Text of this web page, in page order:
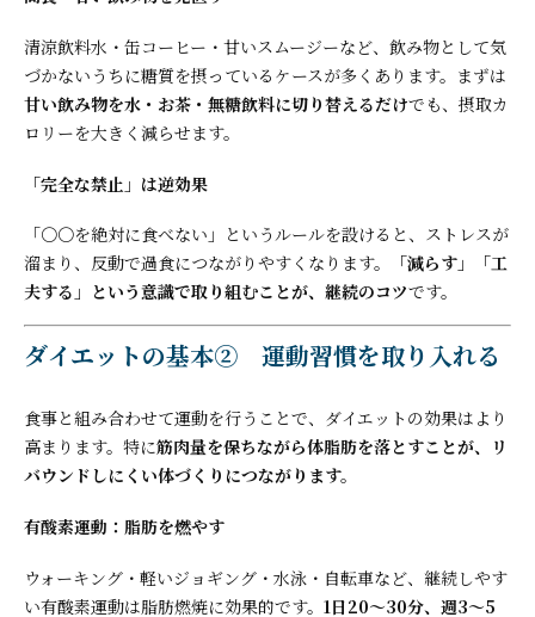
清涼飲料水・缶コーヒー・甘いスムージーなど、飲み物として気
づかないうちに糖質を摂っているケースが多くあります。まずは
甘い飲み物を水・お茶・無糖飲料に切り替えるだけでも、摂取カ
ロリーを大きく減らせます。
「完全な禁止」は逆効果
「〇〇を絶対に食べない」というルールを設けると、ストレスが
溜まり、反動で過食につながりやすくなります。
「減らす」「工
夫する」という意識で取り組むことが、継続のコツです。
ダイエットの基本② 運動習慣を取り入れる
食事と組み合わせて運動を行うことで、ダイエットの効果はより
高まります。特に筋肉量を保ちながら体脂肪を落とすことが、リ
バウンドしにくい体づくりにつながります。
有酸素運動：脂肪を燃やす
ウォーキング・軽いジョギング・水泳・自転車など、継続しやす
い有酸素運動は脂肪燃焼に効果的です。 1日20〜30分、週3〜5